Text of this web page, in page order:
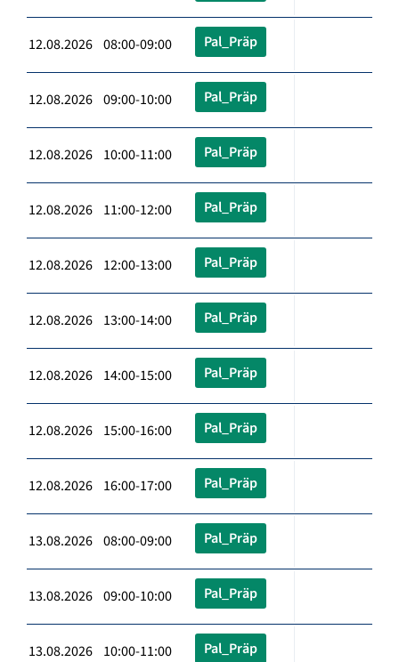
12.08.2026 08:00-09:00 Pal_Präp
12.08.2026 09:00-10:00 Pal_Präp
12.08.2026 10:00-11:00 Pal_Präp
12.08.2026 11:00-12:00 Pal_Präp
12.08.2026 12:00-13:00 Pal_Präp
12.08.2026 13:00-14:00 Pal_Präp
12.08.2026 14:00-15:00 Pal_Präp
12.08.2026 15:00-16:00 Pal_Präp
12.08.2026 16:00-17:00 Pal_Präp
13.08.2026 08:00-09:00 Pal_Präp
13.08.2026 09:00-10:00 Pal_Präp
13.08.2026 10:00-11:00 Pal_Präp